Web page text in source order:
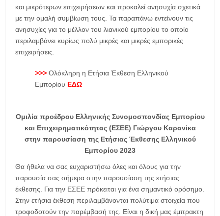
και μικρότερων επιχειρήσεων και προκαλεί ανησυχία σχετικά
με την ομαλή συμβίωση τους. Τα παραπάνω εντείνουν τις
ανησυχίες για το μέλλον του λιανικού εμπορίου το οποίο
περιλαμβάνει κυρίως πολύ μικρές και μικρές εμπορικές
επιχειρήσεις.
>>> Ολόκληρη η Ετήσια Έκθεση Ελληνικού
Εμπορίου ΕΔΩ
Ομιλία προέδρου Ελληνικής Συνομοσπονδίας Εμπορίου
και Επιχειρηματικότητας (ΕΣΕΕ) Γιώργου Καρανίκα
στην παρουσίαση της Ετήσιας Έκθεσης Ελληνικού
Εμπορίου 2023
Θα ήθελα να σας ευχαριστήσω όλες και όλους για την
παρουσία σας σήμερα στην παρουσίαση της ετήσιας
έκθεσης. Για την ΕΣΕΕ πρόκειται για ένα σημαντικό ορόσημο.
Στην ετήσια έκθεση περιλαμβάνονται πολύτιμα στοιχεία που
τροφοδοτούν την παρέμβασή της. Είναι η δική μας έμπρακτη